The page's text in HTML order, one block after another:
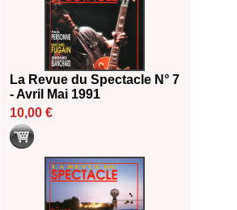
La Revue du Spectacle N° 7
- Avril Mai 1991
10,00 €